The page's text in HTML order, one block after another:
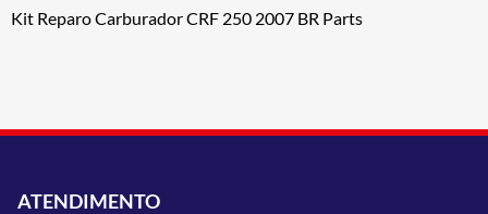
Kit Reparo Carburador CRF 250 2007 BR Parts
ATENDIMENTO